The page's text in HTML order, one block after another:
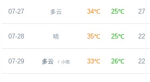
07-27 多云 34℃ 25℃ 27
07-28 晴 35℃ 25℃ 22
07-29 多云 / 小雨 33℃ 26℃ 22